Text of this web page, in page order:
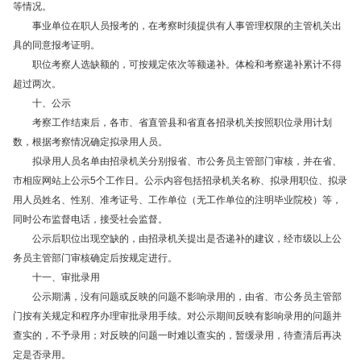
等情况。
事业单位在职人员报考的，在考察时须提供有人事管理权限的主管机关出
具的同意报考证明。
职位考察人选缺额的，可按规定依次等额递补。体检和考察递补累计不得
超过两次。
十、公示
考察工作结束后，各市、省直管县和省直各招录机关按照职位录用计划
数，根据考察情况确定拟录用人员。
拟录用人员名单由招录机关分别报省、市公务员主管部门审核，并在省、
市相应网站上公示5个工作日。公示内容包括招录机关名称、拟录用职位、拟录
用人员姓名、性别、准考证号、工作单位（无工作单位的注明毕业院校）等，
同时公布监督电话，接受社会监督。
公示后职位出现空缺的，由招录机关提出是否递补的建议，经市级以上公
务员主管部门审核确定后按规定进行。
十一、审批录用
公示期满，没有问题或反映的问题不影响录用的，由省、市公务员主管部
门按有关规定和程序办理审批录用手续。对公示期间反映有影响录用的问题并
查实的，不予录用；对反映的问题一时难以查实的，暂缓录用，待查清后再决
定是否录用。